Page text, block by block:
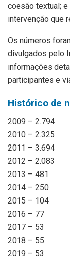
coesão textual;
intervenção que
Os números
divulgados pelo
informações
participantes e
Histórico de
2009 – 2.794
2010 – 2.325
2011 – 3.694
2012 – 2.083
2013 – 481
2014 – 250
2015 – 104
2016 – 77
2017 – 53
2018 – 55
2019 – 53